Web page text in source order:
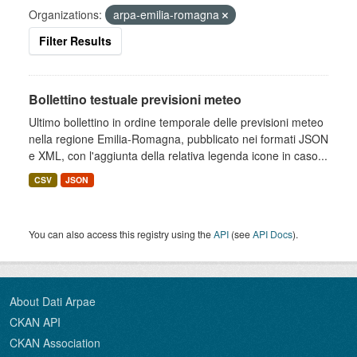
Organizations:
arpa-emilia-romagna
Filter Results
Bollettino testuale previsioni meteo
Ultimo bollettino in ordine temporale delle previsioni meteo
nella regione Emilia-Romagna, pubblicato nei formati JSON
e XML, con l'aggiunta della relativa legenda icone in caso...
CSV JSON
You can also access this registry using theAPI (seeAPI Docs).
About Dati Arpae
CKAN API
CKAN Association